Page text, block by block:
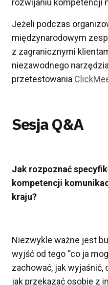
Jeżeli podczas
międzynarodowym
z zagranicznymi
niezawodnego
przetestowania
Sesja Q&A
Jak rozpoznać
kompetencji
kraju?
Niezwykle ważne jest
wyjść od tego “co ja
zachować, jak wyjaśnić,
jak przekazać osobie z